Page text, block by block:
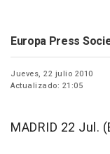
Europa Press
Jueves, 22 julio 2010
Actualizado: 21:05
MADRID 22 Jul.